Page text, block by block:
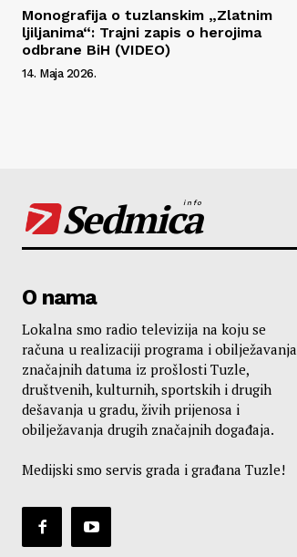
Monografija o tuzlanskim „Zlatnim
ljiljanima“: Trajni zapis o herojima
odbrane BiH (VIDEO)
14. Maja 2026.
Sedmica
info
O nama
Lokalna smo radio televizija na koju se
računa u realizaciji programa i obilježavanja
značajnih datuma iz prošlosti Tuzle,
društvenih, kulturnih, sportskih i drugih
dešavanja u gradu, živih prijenosa i
obilježavanja drugih značajnih događaja.
Medijski smo servis grada i građana Tuzle!